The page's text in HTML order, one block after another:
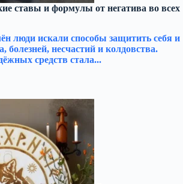
ставы и формулы от негатива во всех
люди искали способы защитить себя и
болезней, несчастий и колдовства.
средств стала...